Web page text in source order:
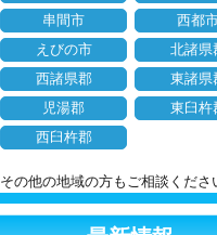
串間市
西都
えびの市
北諸県
西諸県郡
東諸県
児湯郡
東臼杵
西臼杵郡
その他の地域の方もご相談くださ